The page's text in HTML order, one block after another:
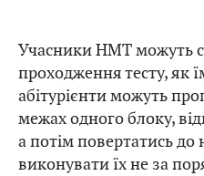
Учасники НМТ можуть
проходження тесту, як
абітурієнти можуть
межах одного блоку,
а потім повертатись
виконувати їх не за